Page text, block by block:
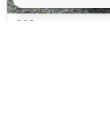
Жители и